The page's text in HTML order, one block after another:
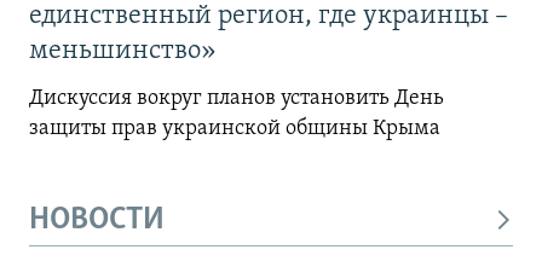
единственный регион, где украинцы –
меньшинство»
Дискуссия вокруг планов установить День
защиты прав украинской общины Крыма
НОВОСТИ